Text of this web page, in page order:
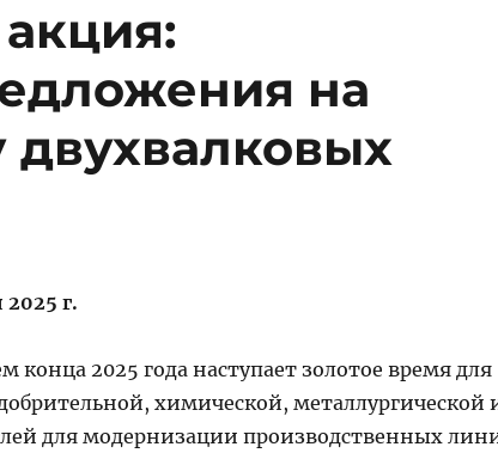
на
двухвалковых
2025 г.
конца 2025 года наступает золотое время для
химической, металлургической
для модернизации производственных